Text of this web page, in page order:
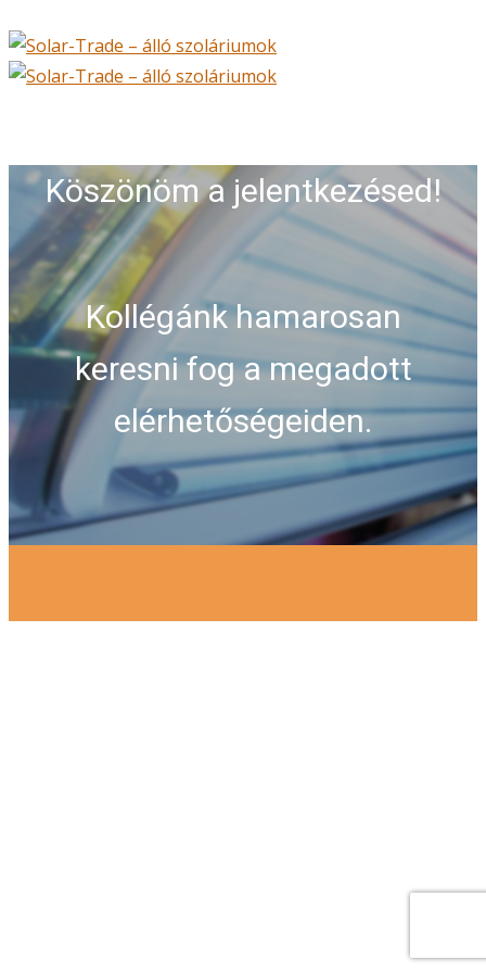
Köszönöm a jelentkezésed!
Kollégánk hamarosan
keresni fog a megadott
elérhetőségeiden.